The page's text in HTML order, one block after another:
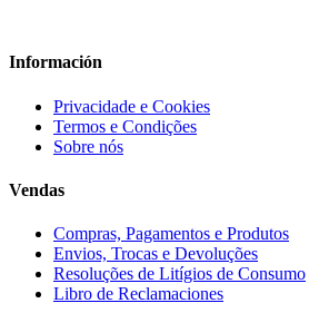
Información
Privacidade e Cookies
Termos e Condições
Sobre nós
Vendas
Compras, Pagamentos e Produtos
Envios, Trocas e Devoluções
Resoluções de Litígios de Consumo
Libro de Reclamaciones